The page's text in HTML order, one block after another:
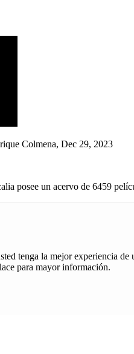
Colmena, Dec 29, 2023
posee un acervo de 6459
tenga la mejor experiencia
para mayor información.